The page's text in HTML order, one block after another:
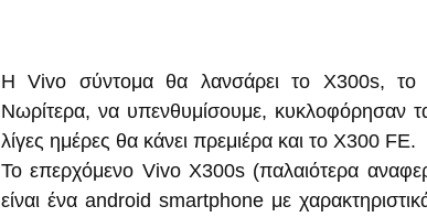
Η Vivo σύντομα θα λανσάρει το X300s, το
Νωρίτερα, να υπενθυμίσουμε,
λίγες ημέρες θα κάνει πρεμιέρα και το X300 FE.
Το επερχόμενο Vivo X300s (παλαιότερα
είναι ένα android smartphone με